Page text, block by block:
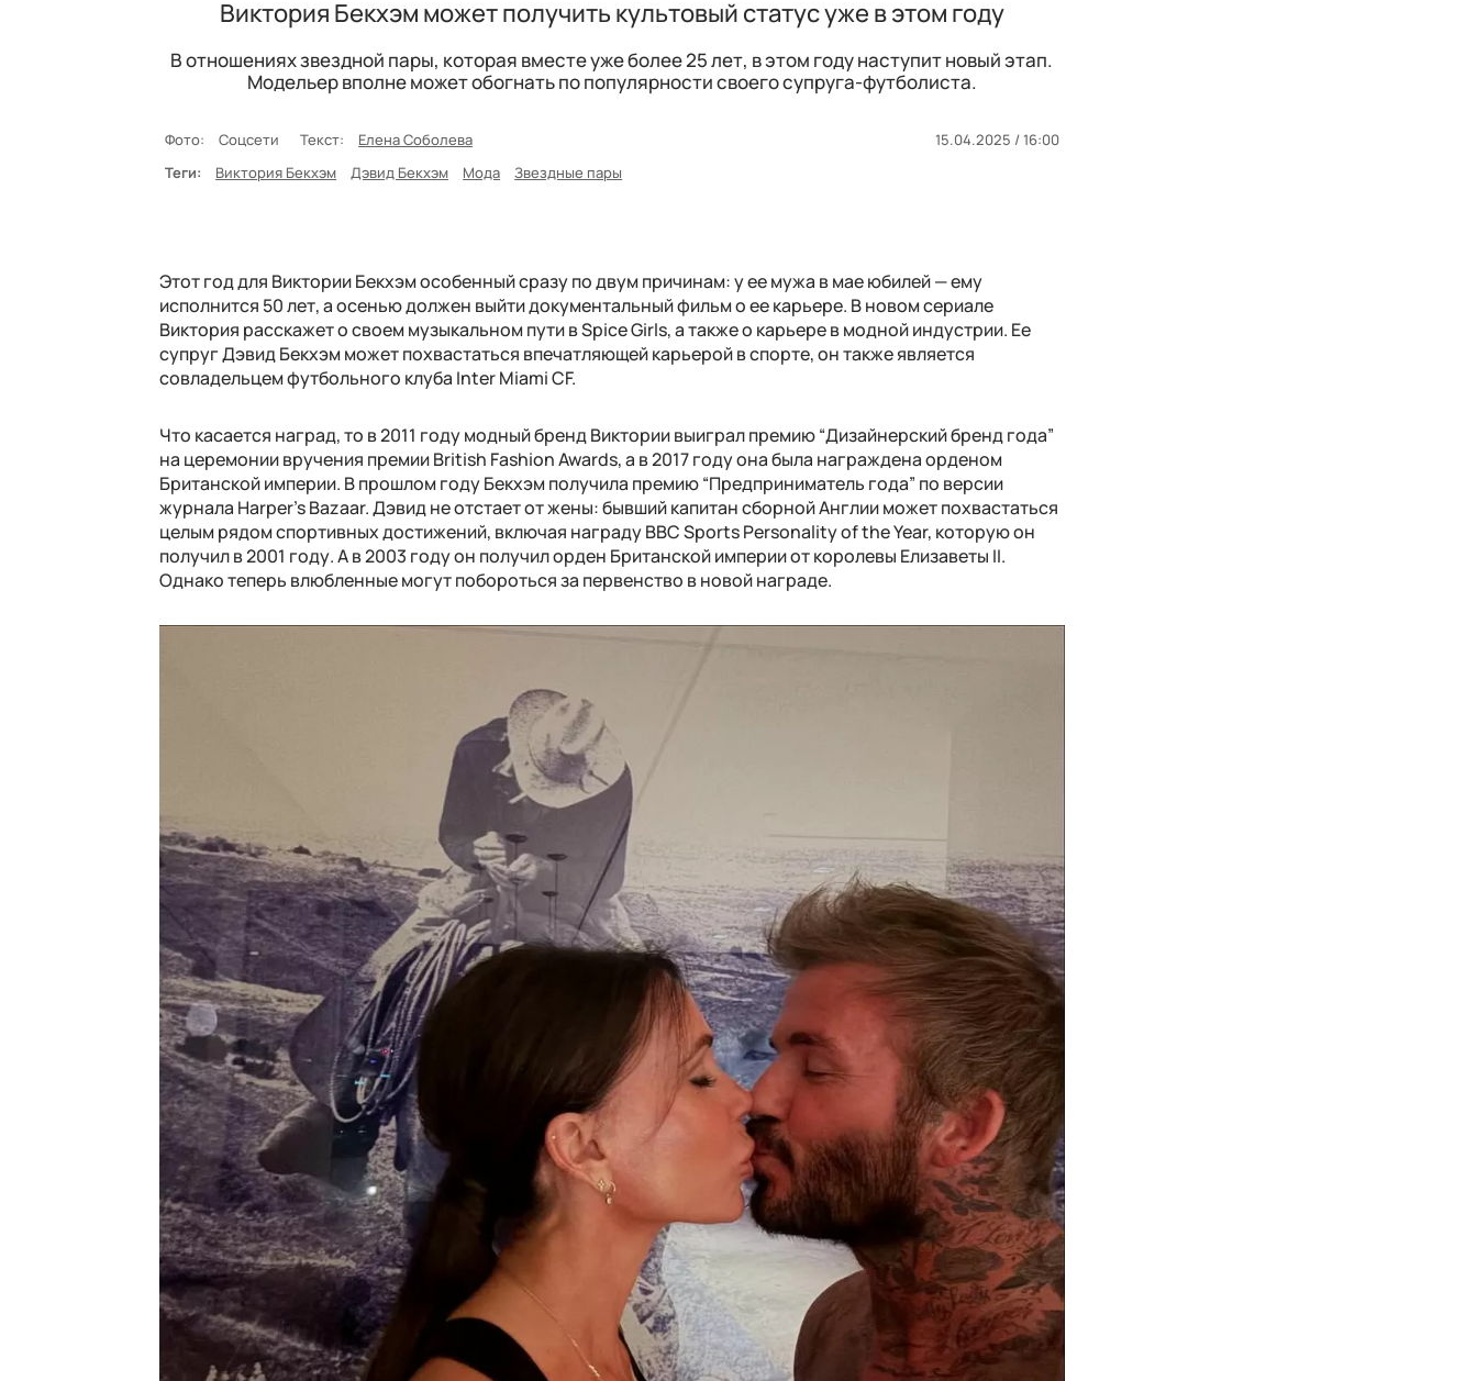
Виктория Бекхэм может получить культовый статус уже в этом году
В отношениях звездной пары, которая вместе уже более 25 лет, в этом году наступит новый этап.
Модельер вполне может обогнать по популярности своего супруга-футболиста.
Фото: Соцсети Текст: Елена Соболева
15.04.2025 / 16:00
Теги:
Виктория Бекхэм Дэвид Бекхэм Мода Звездные пары
Этот год для Виктории Бекхэм особенный сразу по двум причинам: у ее мужа в мае юбилей — ему
исполнится 50 лет, а осенью должен выйти документальный фильм о ее карьере. В новом сериале
Виктория расскажет о своем музыкальном пути в Spice Girls, а также о карьере в модной индустрии. Ее
супруг Дэвид Бекхэм может похвастаться впечатляющей карьерой в спорте, он также является
совладельцем футбольного клуба Inter Miami CF.
Что касается наград, то в 2011 году модный бренд Виктории выиграл премию “Дизайнерский бренд года”
на церемонии вручения премии British Fashion Awards, а в 2017 году она была награждена орденом
Британской империи. В прошлом году Бекхэм получила премию “Предприниматель года” по версии
журнала Harper's Bazaar. Дэвид не отстает от жены: бывший капитан сборной Англии может похвастаться
целым рядом спортивных достижений, включая награду BBC Sports Personality of the Year, которую он
получил в 2001 году. А в 2003 году он получил орден Британской империи от королевы Елизаветы II.
Однако теперь влюбленные могут побороться за первенство в новой награде.